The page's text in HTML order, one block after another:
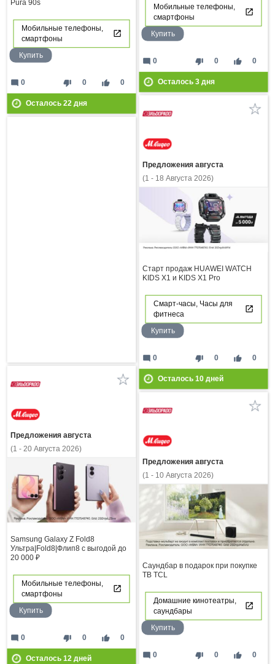
Мобильные телефоны,
смартфоны
Купить
thumb_down 0 thumb_up 0
mode_comment 0
Осталось 3дня
Pura 90s
Мобильные телефоны,
смартфоны
Купить
thumb_down 0 thumb_up 0
mode_comment 0
Осталось 22дня
Предложения августа
(1 - 18 Августа 2026)
Старт продаж HUAWEI WATCH
KIDS X1 и KIDS X1 Pro
Смарт-часы, Часы для
фитнеса
Купить
thumb_down 0 thumb_up 0
mode_comment 0
Осталось 10дней
Предложения августа
(1 - 20 Августа 2026)
Samsung Galaxy Z Fold8
Ультра|Fold8|Флип8 с выгодой до
20 000 ₽
Мобильные телефоны,
смартфоны
Купить
thumb_down 0 thumb_up 0
mode_comment 0
Осталось 12дней
Предложения августа
(1 - 10 Августа 2026)
Саундбар в подарок при покупке
ТВ TCL
Домашние кинотеатры,
саундбары
Купить
thumb_down 0 thumb_up 0
mode_comment 0